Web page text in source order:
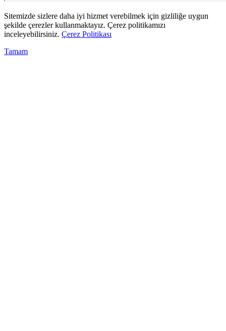
Sitemizde sizlere daha iyi hizmet verebilmek için gizliliğe uygun
şekilde çerezler kullanmaktayız. Çerez politikamızı
inceleyebilirsiniz. Çerez Politikası
Tamam